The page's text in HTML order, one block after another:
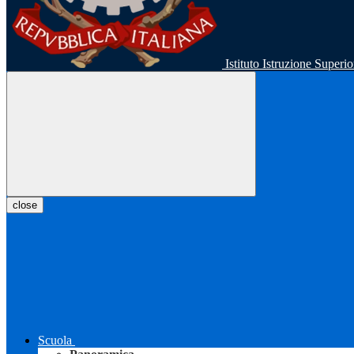
Istituto Istruzione
close
Scuola